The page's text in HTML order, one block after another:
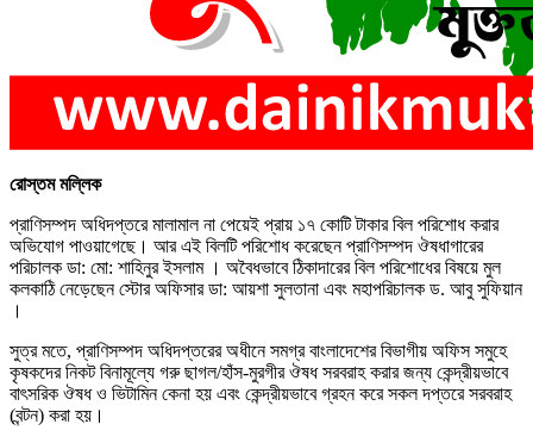
রোস্তম মল্লিক
প্রাণিসম্পদ অধিদপ্তরে মালামাল না পেয়েই প্রায় ১৭ কোটি টাকার বিল পরিশোধ করার
অভিযোগ পাওয়াগেছে। আর এই বিলটি পরিশোধ করেছেন প্রাণিসম্পদ ঔষধাগারের
পরিচালক ডা: মো: শাহিনুর ইসলাম । অবৈধভাবে ঠিকাদারের বিল পরিশোধের বিষয়ে মুল
কলকাঠি নেড়েছেন স্টোর অফিসার ডা: আয়শা সুলতানা এবং মহাপরিচালক ড. আবু সুফিয়ান
।
সুত্র মতে, প্রাণিসম্পদ অধিদপ্তরের অধীনে সমগ্র বাংলাদেশের বিভাগীয় অফিস সমুহে
কৃষকদের নিকট বিনামূল্যে গরু ছাগল/হাঁস-মুরগীর ঔষধ সরবরাহ করার জন্য কেন্দ্রীয়ভাবে
বাৎসরিক ঔষধ ও ভিটামিন কেনা হয় এবং কেন্দ্রীয়ভাবে গ্রহন করে সকল দপ্তরে সরবরাহ
(বন্টন) করা হয়।